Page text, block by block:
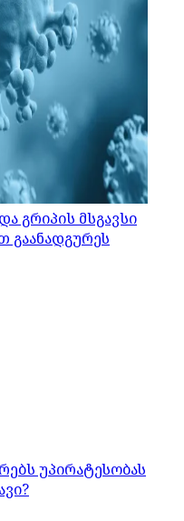
გრიპის მსგავსი
გაანადგურეს
უპირატესობას